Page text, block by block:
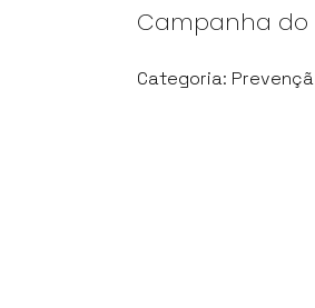
Campanha do
Categoria: